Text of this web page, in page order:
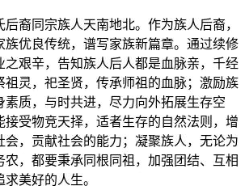
裔同宗族人天南地北。作为族人后裔，
族优良传统，谱写家族新篇章。通过续修
之艰辛，告知族人后人都是血脉亲，千经
祖灵，祀圣贤，传承师祖的血脉；激励族
素质，与时共进，尽力向外拓展生存空
接受物竞天择，适者生存的自然法则，增
会，贡献社会的能力；凝聚族人，无论为
农，都要秉承同根同祖，加强团结、互相
美好的人生。